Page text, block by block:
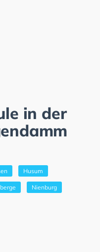
in der
Husum
Nienburg